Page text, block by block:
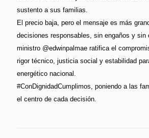
sustento a sus familias.
El precio baja, pero el mensaje es más
decisiones responsables, sin engaños y sin
ministro @edwinpalmae ratifica el
rigor técnico, justicia social y estabilidad
energético nacional.
#ConDignidadCumplimos, poniendo a las
el centro de cada decisión.